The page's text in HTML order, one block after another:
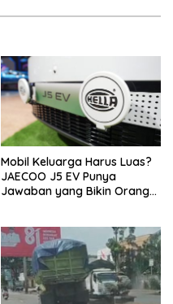
Mobil Keluarga Harus Luas?
JAECOO J5 EV Punya
Jawaban yang Bikin Orang